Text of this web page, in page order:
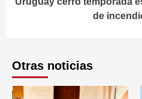
de
Otras noticias